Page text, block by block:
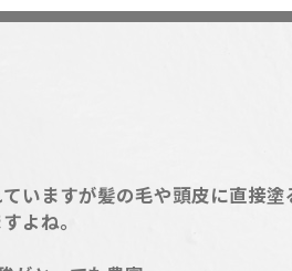
いますが髪の毛や頭皮に直接塗
よね。